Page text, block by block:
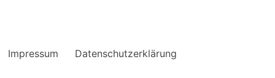
Impressum Datenschutzerklärung